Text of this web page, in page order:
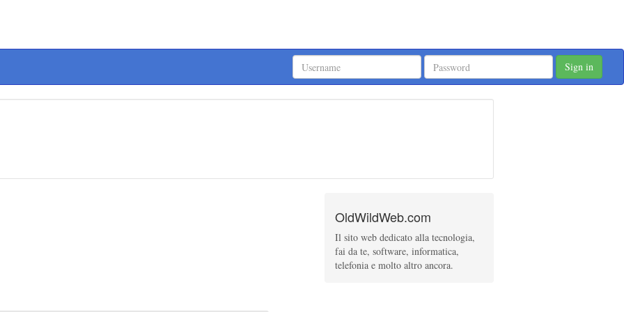
Sign in
OldWildWeb.com
Il sito web dedicato alla tecnologia,
fai da te, software, informatica,
telefonia e molto altro ancora.